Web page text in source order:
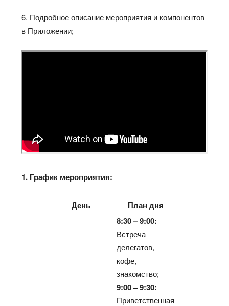
6. Подробное описание мероприятия и компонентов
в Приложении;
1. График мероприятия:
День
План дня
8:30 – 9:00:
Встреча
делегатов,
кофе,
знакомство;
9:00 – 9:30:
Приветственная